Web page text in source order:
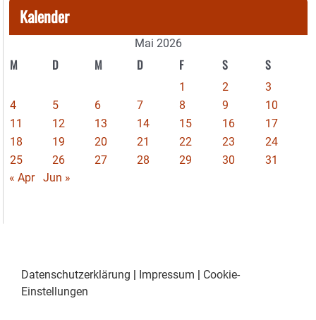
Kalender
Mai 2026
M D M D F S S
1 2
3
4
5 6 7 8 9
10
11
12 13 14 15 16
17
18
19 20 21 22 23
24
25
26 27 28 29 30
31
« Apr
Jun »
Datenschutzerklärung Impressum
Cookie-
Einstellungen